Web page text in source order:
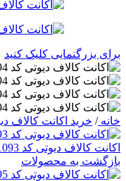
برای بزرگنمایی کلیک کنید
خانه/ خرید اکانت کالاف
اکانت کالاف دیوتی کد 1093
بازگشت به محصولات